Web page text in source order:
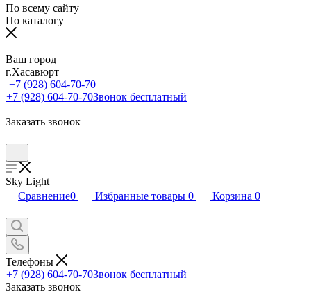
По всему сайту
По каталогу
Ваш город
г.Хасавюрт
+7 (928) 604-70-70
+7 (928) 604-70-70Звонок бесплатный
Заказать звонок
Sky Light
Сравнение0 Избранные товары 0 Корзина 0
Телефоны
+7 (928) 604-70-70Звонок бесплатный
Заказать звонок